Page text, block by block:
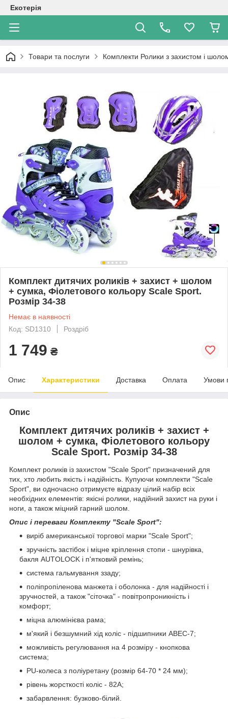
Екотерія
Товари та послуги Комплекти Ролики з захистом і
Комплект дитячих роликів + захист + шолом
+ сумка, Фіолетового кольору Scale Sport.
Розмір 34-38
Немає в наявності
Код: SD1310
Роздріб
1 749 ₴
Опис Характеристики Доставка Оплата Умови
Опис
Комплект дитячих роликів + захист +
шолом + сумка, Фіолетового кольору
Scale Sport. Розмір 34-38
Комплект роликів із захистом "Scale Sport" призначений для
тих, хто любить якість і надійність. Купуючи комплекти "Scale
Sport", ви одночасно отримуєте відразу цілий набір всіх
необхідних елементів: якісні ролики, надійний захист на руки і
ноги, а також міцний гарний шолом.
Опис і переваги Комплекту "Scale Sport":
виріб американської торгової марки "Scale Sport";
зручність застібок і міцне кріплення стопи - шнурівка,
бакля AUTОLOCK і п'ятковий ремінь;
система гальмування ззаду;
поліпропіленова манжета і оболонка - для надійності і
зручностей, а також "сіточка" - повітропроникність і
комфорт;
міцна алюмінієва рама;
м'який і безшумний хід коліс - підшипники ABEC-7;
можливість регулювання на 4 розміру - кнопкова
система;
РU-колеса з поліуретану (розмір 64-70 * 24 мм);
рівень жорсткості коліс - 82А;
забарвлення: бузково-білий.